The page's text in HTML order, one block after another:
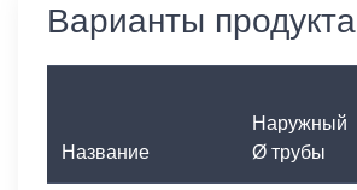
Варианты продукта
Название
Наружный
Ø трубы